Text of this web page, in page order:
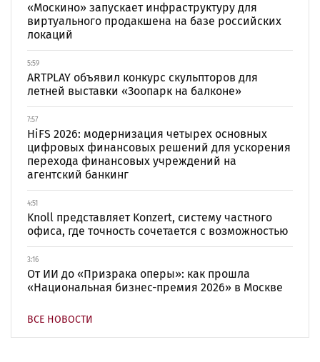
«Москино» запускает инфраструктуру для
виртуального продакшена на базе российских
локаций
5:59
ARTPLAY объявил конкурс скульпторов для
летней выставки «Зоопарк на балконе»
7:57
HiFS 2026: модернизация четырех основных
цифровых финансовых решений для ускорения
перехода финансовых учреждений на
агентский банкинг
4:51
Knoll представляет Konzert, систему частного
офиса, где точность сочетается с возможностью
3:16
От ИИ до «Призрака оперы»: как прошла
«Национальная бизнес-премия 2026» в Москве
ВСЕ НОВОСТИ